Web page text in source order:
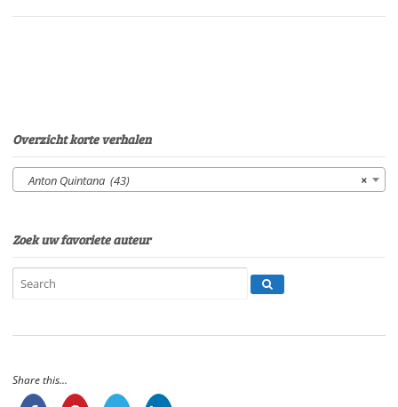
ruiter
van
EerdenburgSpeelduur:
14'24"
Overzicht korte verhalen
×
Anton Quintana (43)
Zoek uw favoriete auteur
Share this...